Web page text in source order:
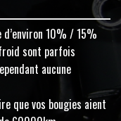
10% / 15%
sont parfois
aucune
que vos bougies aient